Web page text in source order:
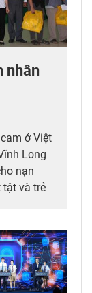
nhân
ở Việt
Long
nạn
tật và trẻ
hội.